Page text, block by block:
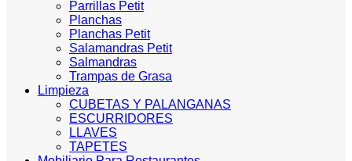
Parrillas Petit
Planchas
Planchas Petit
Salamandras Petit
Salmandras
Trampas de Grasa
Limpieza
CUBETAS Y PALANGANAS
ESCURRIDORES
LLAVES
TAPETES